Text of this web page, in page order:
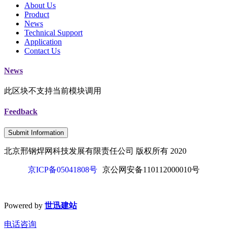
About Us
Product
News
Technical Support
Application
Contact Us
News
此区块不支持当前模块调用
Feedback
Submit Information
北京邢钢焊网科技发展有限责任公司 版权所有 2020
京ICP备05041808号 京公网安备110112000010号
Powered by 世迅建站
电话咨询